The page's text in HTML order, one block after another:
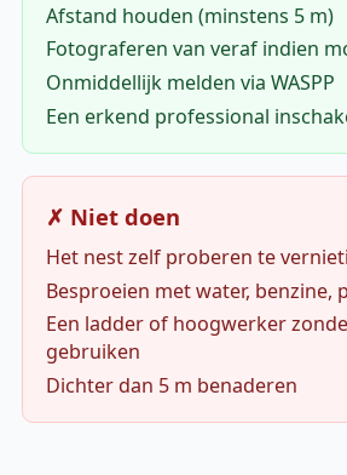
Afstand houden (minstens 5 m)
Fotograferen van veraf indien
Onmiddellijk melden via WASPP
Een erkend professional
✗ Niet doen
Het nest zelf proberen te
Besproeien met water, benzine,
Een ladder of hoogwerker
gebruiken
Dichter dan 5 m benaderen